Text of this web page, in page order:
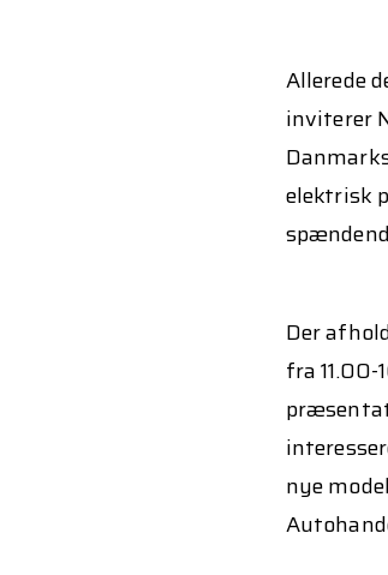
Allerede
inviterer
elektrisk
Der
fra
nye